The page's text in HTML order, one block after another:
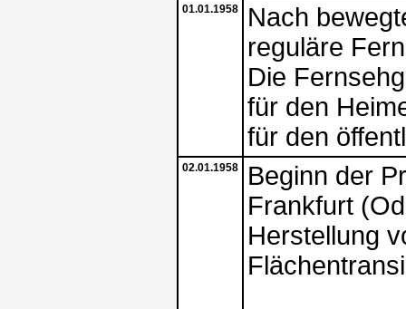
01.01.1958
Nach
reguläre
Die
für den
für den
02.01.1958
Beginn der
Frankfurt
Herstellung